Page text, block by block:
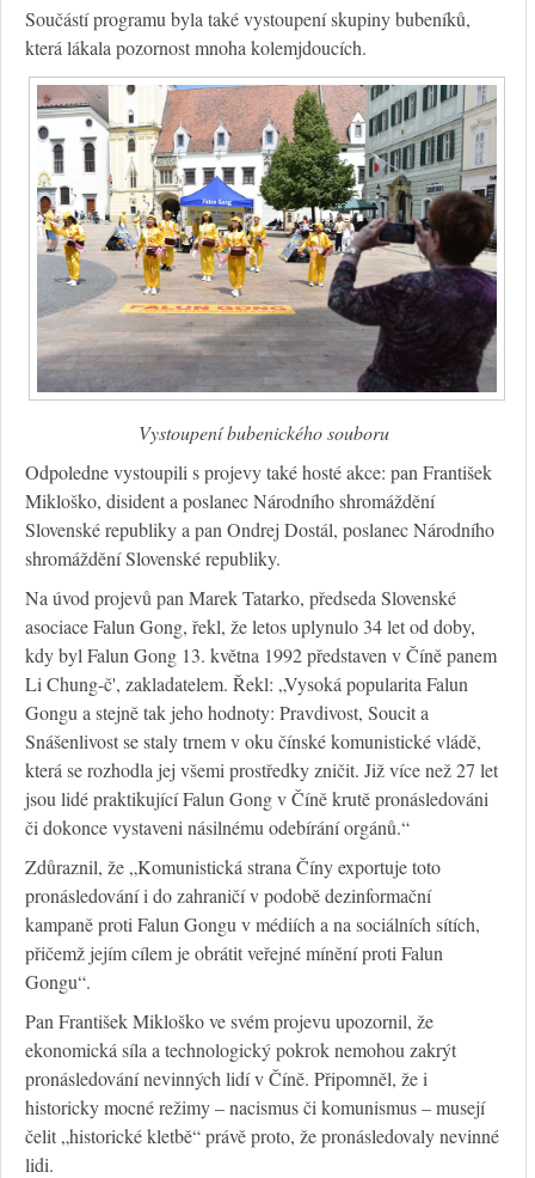
Součástí programu byla také vystoupení skupiny bubeníků,
která lákala pozornost mnoha kolemjdoucích.
Vystoupení bubenického souboru
Odpoledne vystoupili s projevy také hosté akce: pan František
Mikloško, disident a poslanec Národního shromáždění
Slovenské republiky a pan Ondrej Dostál, poslanec Národního
shromáždění Slovenské republiky.
Na úvod projevů pan Marek Tatarko, předseda Slovenské
asociace Falun Gong, řekl, že letos uplynulo 34 let od doby,
kdy byl Falun Gong 13. května 1992 představen v Číně panem
Li Chung-č', zakladatelem. Řekl: „Vysoká popularita Falun
Gongu a stejně tak jeho hodnoty: Pravdivost, Soucit a
Snášenlivost se staly trnem v oku čínské komunistické vládě,
která se rozhodla jej všemi prostředky zničit. Již více než 27 let
jsou lidé praktikující Falun Gong v Číně krutě pronásledováni
či dokonce vystaveni násilnému odebírání orgánů.“
Zdůraznil, že „Komunistická strana Číny exportuje toto
pronásledování i do zahraničí v podobě dezinformační
kampaně proti Falun Gongu v médiích a na sociálních sítích,
přičemž jejím cílem je obrátit veřejné mínění proti Falun
Gongu“.
Pan František Mikloško ve svém projevu upozornil, že
ekonomická síla a technologický pokrok nemohou zakrýt
pronásledování nevinných lidí v Číně. Připomněl, že i
historicky mocné režimy – nacismus či komunismus – musejí
čelit „historické kletbě“ právě proto, že pronásledovaly nevinné
lidi.